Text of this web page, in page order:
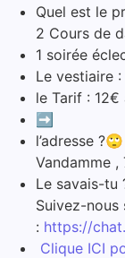
Quel est le
2 Cours de
1 soirée
Le vestiaire
le Tarif : 12€
➡️
l’adresse
Vandamme ,
Le savais-tu
Suivez-nous
: https://
Clique ICI